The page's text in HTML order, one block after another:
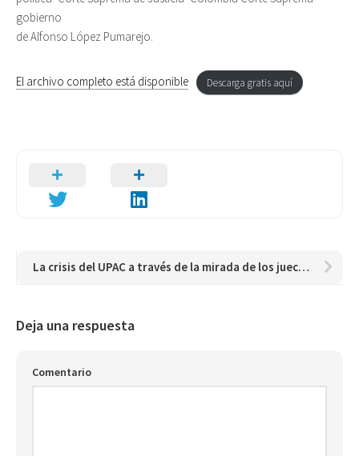
gobierno
de Alfonso López Pumarejo.
El archivo completo está disponible Descarga gratis aquí
La crisis del UPAC a través de la mirada de los jueces. Un estudio de caso en la ciudad de Barranquilla (Colombia)
Deja una respuesta
Comentario